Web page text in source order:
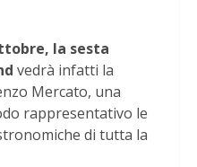
la sesta
vedrà infatti la
Mercato, una
rappresentativo le
di tutta la